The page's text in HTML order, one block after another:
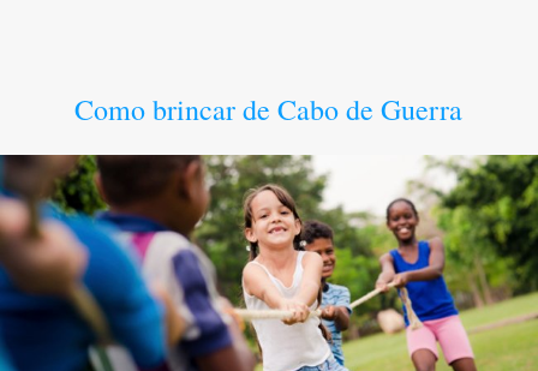
Como brincar de Cabo de Guerra